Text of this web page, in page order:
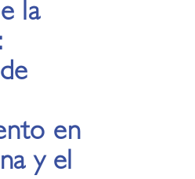
la
en
y el